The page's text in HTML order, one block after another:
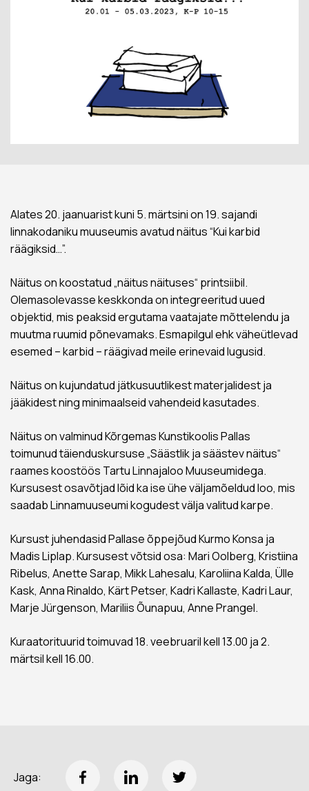
Alates 20. jaanuarist kuni 5. märtsini on 19. sajandi
linnakodaniku muuseumis avatud näitus “Kui karbid
räägiksid…”.
Näitus on koostatud „näitus näituses“ printsiibil.
Olemasolevasse keskkonda on integreeritud uued
objektid, mis peaksid ergutama vaatajate mõttelendu ja
muutma ruumid põnevamaks. Esmapilgul ehk väheütlevad
esemed – karbid – räägivad meile erinevaid lugusid.
Näitus on kujundatud jätkusuutlikest materjalidest ja
jääkidest ning minimaalseid vahendeid kasutades.
Näitus on valminud Kõrgemas Kunstikoolis Pallas
toimunud täienduskursuse „Säästlik ja säästev näitus“
raames koostöös Tartu Linnajaloo Muuseumidega.
Kursusest osavõtjad lõid ka ise ühe väljamõeldud loo, mis
saadab Linnamuuseumi kogudest välja valitud karpe.
Kursust juhendasid Pallase õppejõud Kurmo Konsa ja
Madis Liplap. Kursusest võtsid osa: Mari Oolberg, Kristiina
Ribelus, Anette Sarap, Mikk Lahesalu, Karoliina Kalda, Ülle
Kask, Anna Rinaldo, Kärt Petser, Kadri Kallaste, Kadri Laur,
Marje Jürgenson, Mariliis Õunapuu, Anne Prangel.
Kuraatorituurid toimuvad 18. veebruaril kell 13.00 ja 2.
märtsil kell 16.00.
Jaga: